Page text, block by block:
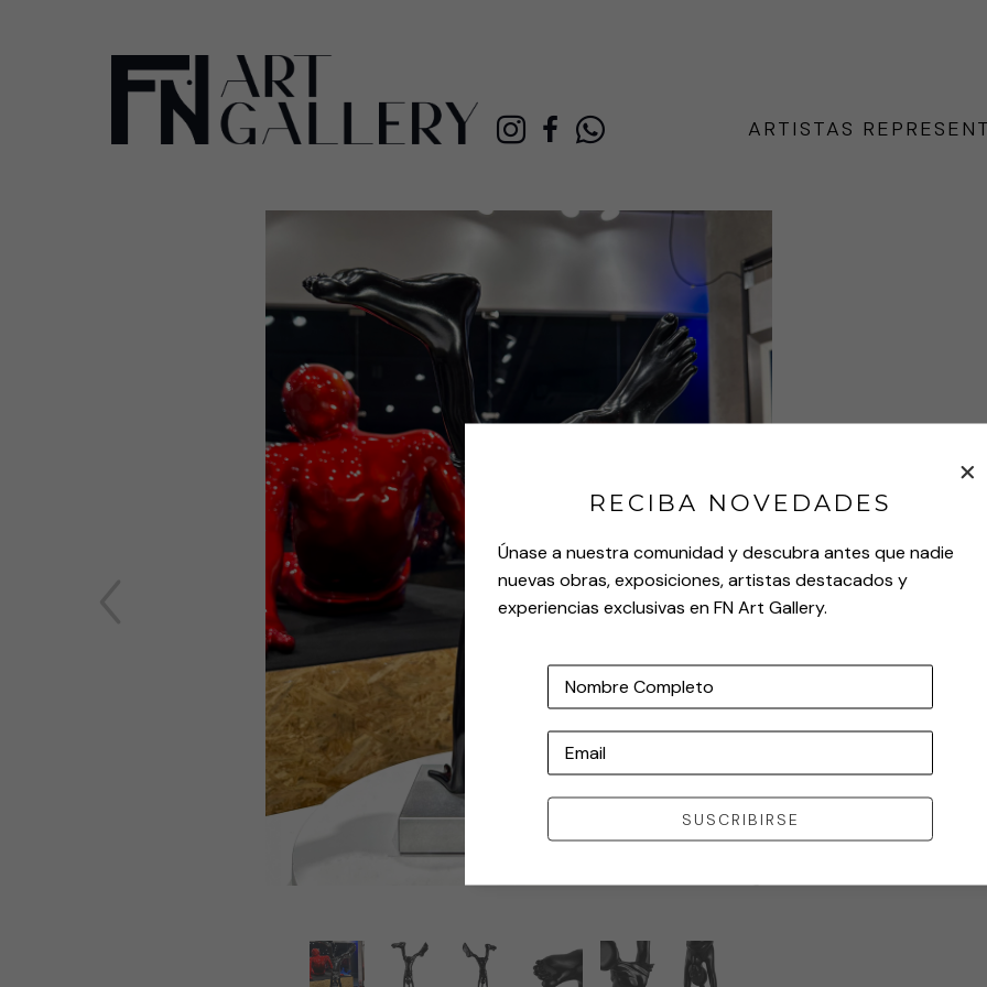
ARTISTAS
RECIBA NOVEDADES
Únase a nuestra comunidad y descubra antes que nadie
nuevas obras, exposiciones, artistas destacados y
experiencias exclusivas en FN Art Gallery.
Nombre Completo
Email
SUSCRIBIRSE